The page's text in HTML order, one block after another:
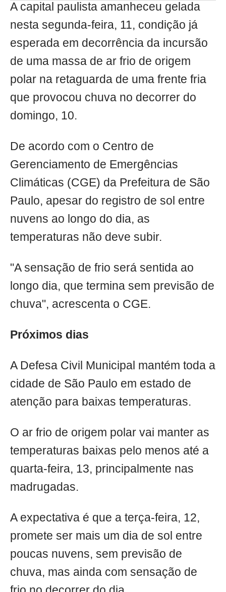
A capital paulista amanheceu gelada
nesta segunda-feira, 11, condição já
esperada em decorrência da incursão
de uma massa de ar frio de origem
polar na retaguarda de uma frente fria
que provocou chuva no decorrer do
domingo, 10.
De acordo com o Centro de
Gerenciamento de Emergências
Climáticas (CGE) da Prefeitura de São
Paulo, apesar do registro de sol entre
nuvens ao longo do dia, as
temperaturas não deve subir.
"A sensação de frio será sentida ao
longo dia, que termina sem previsão de
chuva", acrescenta o CGE.
Próximos dias
A Defesa Civil Municipal mantém toda a
cidade de São Paulo em estado de
atenção para baixas temperaturas.
O ar frio de origem polar vai manter as
temperaturas baixas pelo menos até a
quarta-feira, 13, principalmente nas
madrugadas.
A expectativa é que a terça-feira, 12,
promete ser mais um dia de sol entre
poucas nuvens, sem previsão de
chuva, mas ainda com sensação de